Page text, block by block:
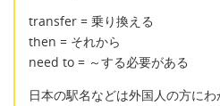
transfer = 乗り換える
then = それから
need to = ～する必要がある
日本の駅名などは外国人の方に